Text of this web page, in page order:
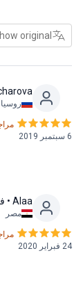
original
روسيا
6 سبتمبر 2019
Alaa
•
مصر
24 فبراير 2020